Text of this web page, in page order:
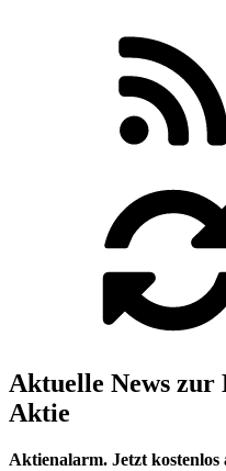
Aktuelle News
Aktie
Aktienalarm. Jetzt kostenlos